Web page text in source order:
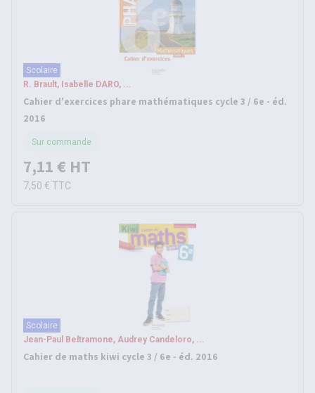
Scolaire
R. Brault, Isabelle DARO, ...
Cahier d'exercices phare mathématiques cycle 3 / 6e - éd.
2016
Sur commande
7,11 € HT
7,50 € TTC
Scolaire
Jean-Paul Beltramone, Audrey Candeloro, ...
Cahier de maths kiwi cycle 3 / 6e - éd. 2016